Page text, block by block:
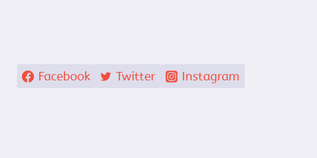
Facebook Twitter Instagram